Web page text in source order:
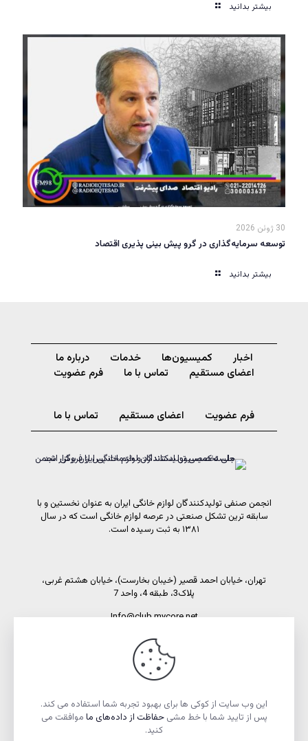
بیشتر بدانید
30 ژوئن 2026
توسعه سرمایه‌گذاری در گرو پیش بینی پذیری اقتصاد
بیشتر بدانید
اخبار کمیسیون‌ها خدمات
درباره ما
اعضای مستقیم
تماس با ما فرم عضویت
فرم عضویت اعضای مستقیم تماس با ما
انجمن صنفی تولیدکنندگان لوازم خانگی ایران به عنوان نخستین و با
سابقه ترین تشکل صنعتی در عرصه لوازم خانگی است که در سال
۱۳۸۱ به ثبت رسیده است.
تهران، خیابان احمد قصیر (خیبان بخارست)، خیابان هشتم غربی،
پلاک3، طبقه 4، واحد 7
Info@club.mycore.net
شماره تماس: 02191089450
شماره فاکس: 02188521269
این وب سایت از کوکی ها برای بهبود تجربه شما استفاده می کند.
پس از تایید شما با خط مشیحفاظت از داده‌های ما موافقت می
کنید.